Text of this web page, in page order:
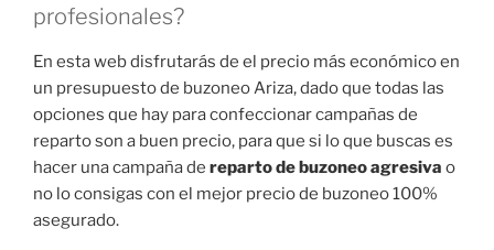
profesionales?
En esta web disfrutarás de el precio más económico en
un presupuesto de buzoneo Ariza, dado que todas las
opciones que hay para confeccionar campañas de
reparto son a buen precio, para que si lo que buscas es
hacer una campaña de reparto de buzoneo agresiva o
no lo consigas con el mejor precio de buzoneo 100%
asegurado.